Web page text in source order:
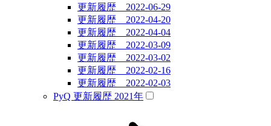
更新履歴 2022-06-29
更新履歴 2022-04-20
更新履歴 2022-04-04
更新履歴 2022-03-09
更新履歴 2022-03-02
更新履歴 2022-02-16
更新履歴 2022-02-03
PyQ 更新履歴 2021年